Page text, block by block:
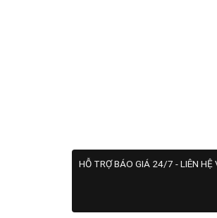
HỖ TRỢ BÁO GIÁ 24/7 - LIÊN